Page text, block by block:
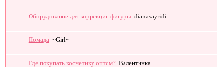
Оборудование для коррекции фигуры dianasayridi
Помада ~Girl~
Где покупать косметику оптом? Валентинка